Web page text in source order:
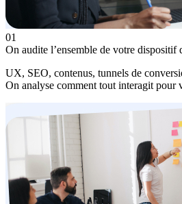
01
On audite l’ensemble de votre dispositif
UX, SEO, contenus, tunnels de
On analyse comment tout interagit pour